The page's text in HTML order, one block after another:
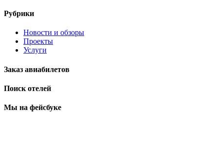
Рубрики
Новости и обзоры
Проекты
Услуги
Заказ авиабилетов
Поиск отелей
Мы на фейсбуке